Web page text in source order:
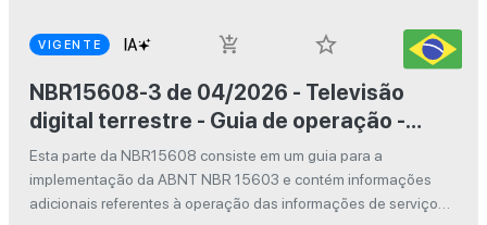
VIGENTE add_shopping_cart
star_border
NBR15608-3 de 04/2026 - Televisão
digital terrestre - Guia de operação -
Parte 3: Multiplexação e serviço de
informação (SI) - Guia para
implementação da ABNT NBR 15603
Esta parte da NBR15608 consiste em um guia para a
implementação da ABNT NBR 15603 e contém informações
adicionais referentes à operação das informações de serviço